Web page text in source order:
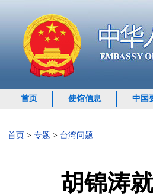
首页 使馆信息 中国
首页 > 专题 > 台湾问题
胡锦涛